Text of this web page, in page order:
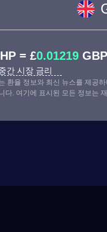
= £0.01219 GBP
간 시장 금리
환율 정보와 최신 뉴스를 제공
다. 여기에 표시된 모든 정보는